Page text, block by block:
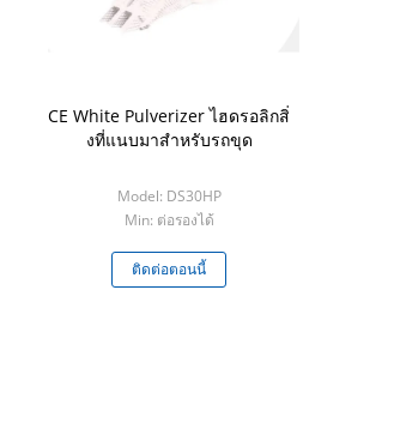
CE White Pulverizer ไฮดรอลิกสิ่
งที่แนบมาสำหรับรถขุด
Model: DS30HP
Min: ต่อรองได้
ติดต่อตอนนี้